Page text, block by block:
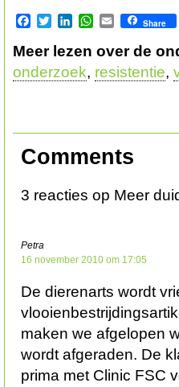
Facebook
TwitterLinkedInWhatsApp
EmailShare
Meer lezen over de
onderzoek, resistentie,
Comments
3 reacties op Meer
Petra
16 november 2010 om 17:05
De dierenarts wordt
maken we afgelopen
wordt afgeraden. De
prima met Clinic FSC